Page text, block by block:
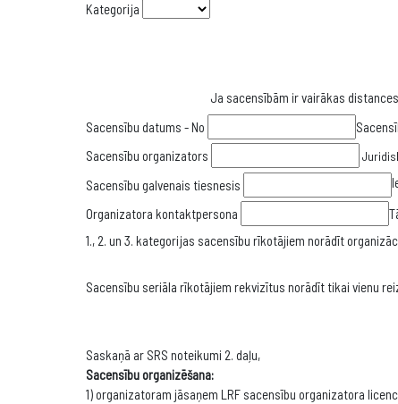
Kategorija
Ja sacensībām ir vairākas
Sacensību datums - No
Sacensību organizators
Sacensību galvenais tiesnesis
Organizatora kontaktpersona
1., 2. un 3. kategorijas sacensību rīkotājiem norādīt
Sacensību seriāla rīkotājiem rekvizītus norādīt tikai vienu
Saskaņā ar SRS noteikumi 2. daļu,
Sacensību organizēšana:
1) organizatoram jāsaņem LRF sacensību organizatora